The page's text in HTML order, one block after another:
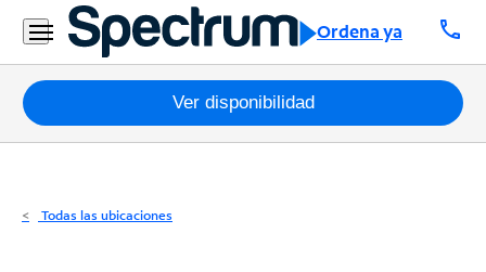
Ordena ya call
Residencial
Business
Paquetes
Internet
Ver disponibilidad
Todas las ubicaciones